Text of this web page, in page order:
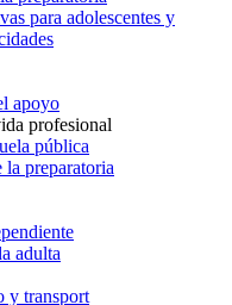
para adolescentes y
apoyo
profesional
pública
la preparatoria
adulta
y transport